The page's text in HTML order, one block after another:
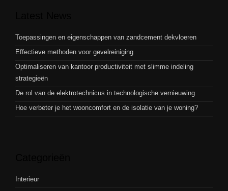
Toepassingen en eigenschappen van zandcement dekvloeren
Effectieve methoden voor gevelreiniging
Optimaliseren van kantoor productiviteit met slimme indeling
strategieën
De rol van de elektrotechnicus in technologische vernieuwing
Hoe verbeter je het wooncomfort en de isolatie van je woning?
Interieur